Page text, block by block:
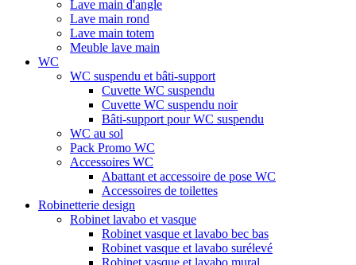
Lave main d'angle
Lave main rond
Lave main totem
Meuble lave main
WC
WC suspendu et bâti-support
Cuvette WC suspendu
Cuvette WC suspendu noir
Bâti-support pour WC suspendu
WC au sol
Pack Promo WC
Accessoires WC
Abattant et accessoire de pose WC
Accessoires de toilettes
Robinetterie design
Robinet lavabo et vasque
Robinet vasque et lavabo bec bas
Robinet vasque et lavabo surélevé
Robinet vasque et lavabo mural